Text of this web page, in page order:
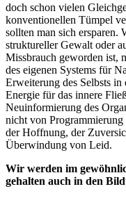
doch schon vielen
konventionellen Tümpel
sollten man sich ersparen.
struktureller Gewalt oder
Missbrauch geworden ist,
des eigenen Systems für
Erweiterung des Selbsts
Energie für das innere
Neuinformierung des
nicht von
der Hoffnung, der
Überwindung von Leid.
Wir werden im
gehalten auch in den